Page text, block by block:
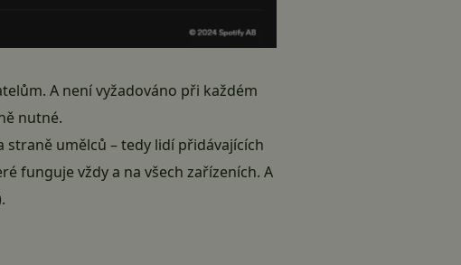
A není vyžadováno při každém
nutné.
straně umělců – tedy lidí přidávajících
funguje vždy a na všech zařízeních. A